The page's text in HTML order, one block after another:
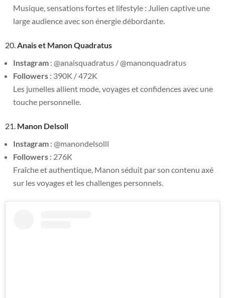
Musique, sensations fortes et lifestyle : Julien captive une
large audience avec son énergie débordante.
20.Anais et Manon Quadratus
Instagram : @anaisquadratus / @manonquadratus
Followers : 390K / 472K
Les jumelles allient mode, voyages et confidences avec une
touche personnelle.
21. Manon Delsoll
Instagram : @manondelsolll
Followers : 276K
Fraîche et authentique, Manon séduit par son contenu axé
sur les voyages et les challenges personnels.